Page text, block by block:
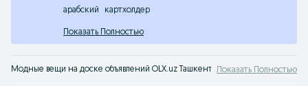
арабский
картхолдер
Показать Полностью
Модные вещи на доске объявлений OLX.uz Ташкент. Покупайте все
Показать Полностью